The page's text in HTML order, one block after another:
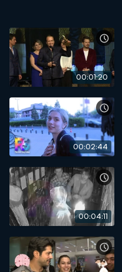
00:01:20
00:02:44
00:04:11